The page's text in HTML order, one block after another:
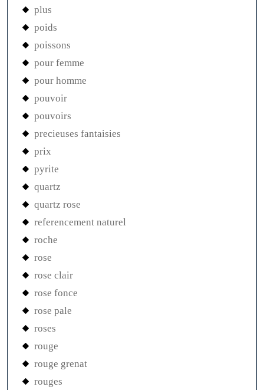
plus
poids
poissons
pour femme
pour homme
pouvoir
pouvoirs
precieuses fantaisies
prix
pyrite
quartz
quartz rose
referencement naturel
roche
rose
rose clair
rose fonce
rose pale
roses
rouge
rouge grenat
rouges